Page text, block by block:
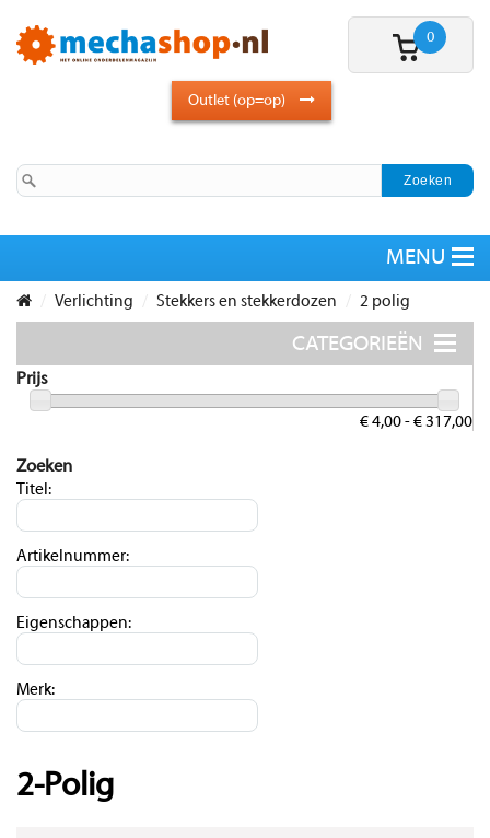
0
Outlet (op=op)
Verlichting Stekkers en stekkerdozen 2 polig
Prijs
€ 4,00 - € 317,00
Zoeken
Titel:
Artikelnummer:
Eigenschappen:
Merk:
2-Polig